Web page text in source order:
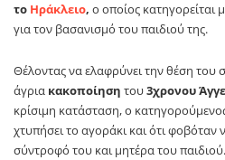
το Ηράκλειο, ο οποίος κατηγορείται
για τον βασανισμό του παιδιού της.
Θέλοντας να ελαφρύνει την θέση του
άγρια κακοποίηση του3χρονου
κρίσιμη κατάσταση, ο
χτυπήσει το αγοράκι και ότι φοβόταν
σύντροφό του και μητέρα του παιδιού.